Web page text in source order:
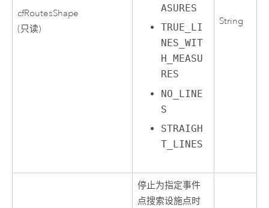
cfRoutesShape
(只读)
ASURES
TRUE_LI
NES_WIT
H_MEASU
RES
NO_LINE
S
STRAIGH
T_LINES
String
停止为指定事件
点搜索设施点时